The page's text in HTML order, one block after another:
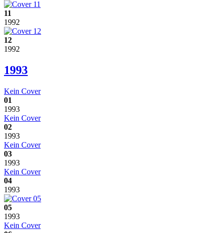
11
1992
12
1992
1993
Kein Cover
01
1993
Kein Cover
02
1993
Kein Cover
03
1993
Kein Cover
04
1993
05
1993
Kein Cover